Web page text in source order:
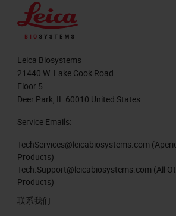
Leica Biosystems
21440 W. Lake Cook Road
Floor 5
Deer Park, IL 60010 United States
Service Emails:
TechServices@leicabiosystems.com
Products)
Tech.Support@leicabiosystems.com (All
Products)
联系我们